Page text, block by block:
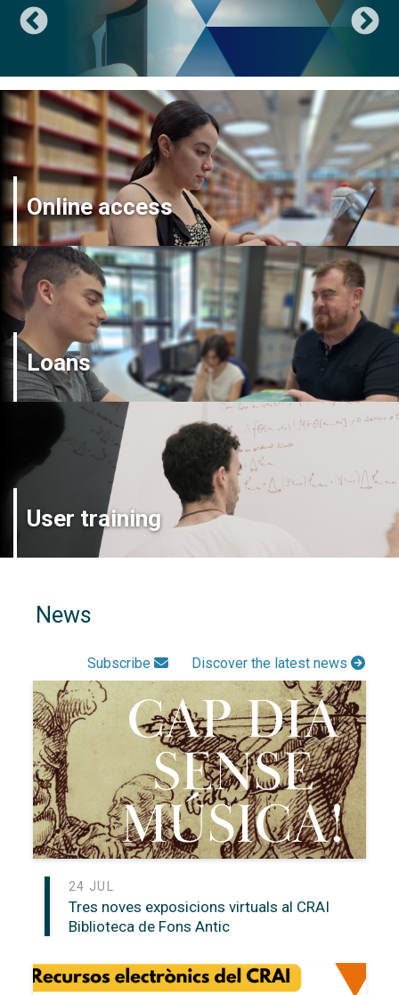
Online access
Loans
User training
News
Subscribe Discover the latest news
24 JUL
Tres noves exposicions virtuals al CRAI
Biblioteca de Fons Antic